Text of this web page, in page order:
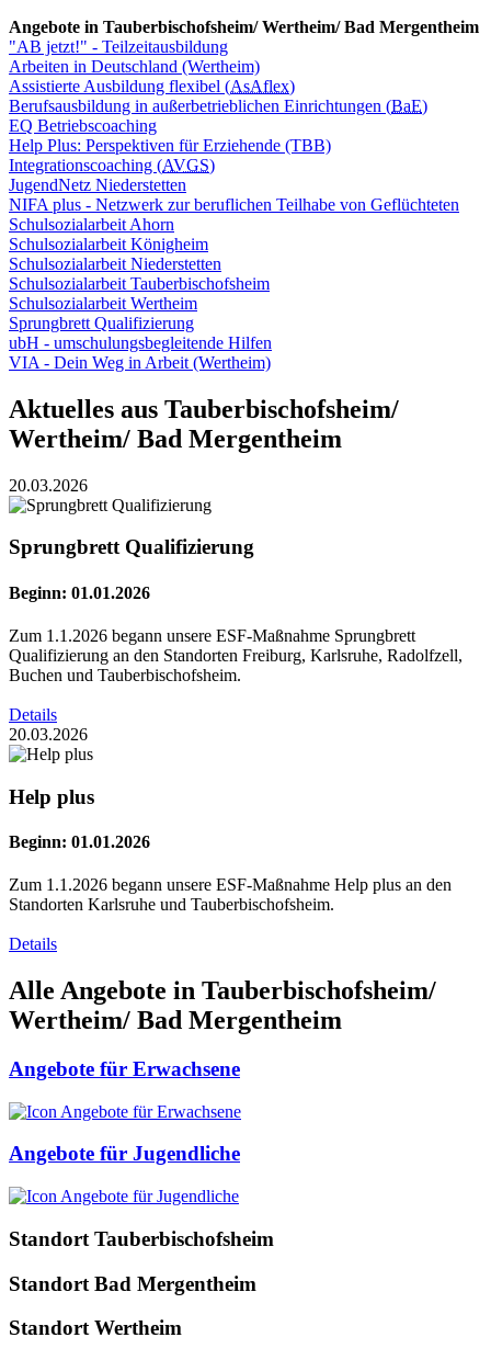
Angebote in Tauberbischofsheim/ Wertheim/ Bad Mergentheim
"AB jetzt!" - Teilzeitausbildung
Arbeiten in Deutschland (Wertheim)
Assistierte Ausbildung flexibel (AsAflex)
Berufsausbildung in außerbetrieblichen Einrichtungen (BaE)
EQ Betriebscoaching
Help Plus: Perspektiven für Erziehende (TBB)
Integrationscoaching (AVGS)
JugendNetz Niederstetten
NIFA plus - Netzwerk zur beruflichen Teilhabe von Geflüchteten
Schulsozialarbeit Ahorn
Schulsozialarbeit Königheim
Schulsozialarbeit Niederstetten
Schulsozialarbeit Tauberbischofsheim
Schulsozialarbeit Wertheim
Sprungbrett Qualifizierung
ubH - umschulungsbegleitende Hilfen
VIA - Dein Weg in Arbeit (Wertheim)
Aktuelles aus Tauberbischofsheim/
Wertheim/ Bad Mergentheim
20.03.2026
Sprungbrett Qualifizierung
Beginn: 01.01.2026
Zum 1.1.2026 begann unsere ESF-Maßnahme Sprungbrett
Qualifizierung an den Standorten Freiburg, Karlsruhe, Radolfzell,
Buchen und Tauberbischofsheim.
Details
20.03.2026
Help plus
Beginn: 01.01.2026
Zum 1.1.2026 begann unsere ESF-Maßnahme Help plus an den
Standorten Karlsruhe und Tauberbischofsheim.
Details
Alle Angebote in Tauberbischofsheim/
Wertheim/ Bad Mergentheim
Angebote für Erwachsene
Angebote für Jugendliche
Standort Tauberbischofsheim
Standort Bad Mergentheim
Standort Wertheim